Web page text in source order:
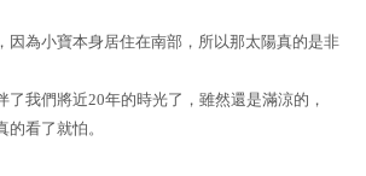
因為小寶本身居住在南部，所以那太陽真的是非
了我們將近20年的時光了，雖然還是滿涼的，
看了就怕。